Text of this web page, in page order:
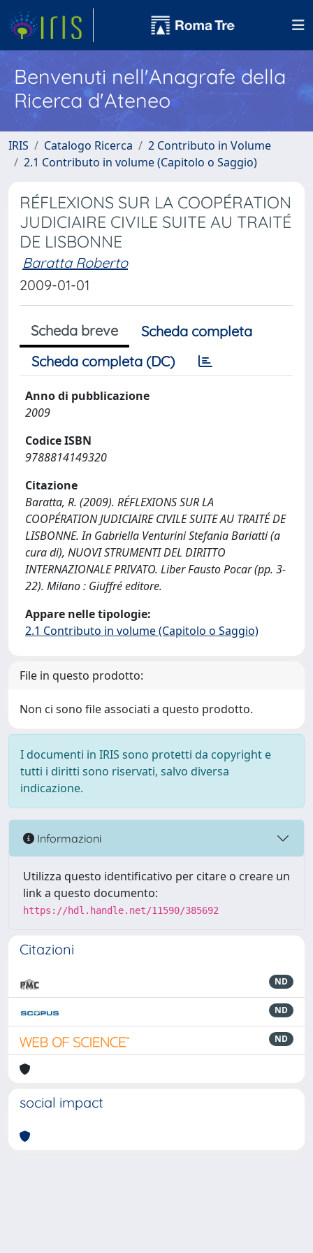
Benvenuti nell'Anagrafe della
Ricerca d'Ateneo
IRIS Catalogo Ricerca
2 Contributo in Volume
2.1 Contributo in volume (Capitolo o Saggio)
RÉFLEXIONS SUR LA COOPÉRATION
JUDICIAIRE CIVILE SUITE AU TRAITÉ
DE LISBONNE
Baratta Roberto
2009-01-01
Scheda breve
Scheda completa
Scheda completa (DC)
Anno di pubblicazione
2009
Codice ISBN
9788814149320
Citazione
Baratta, R. (2009). RÉFLEXIONS SUR LA
COOPÉRATION JUDICIAIRE CIVILE SUITE AU TRAITÉ DE
LISBONNE. In Gabriella Venturini Stefania Bariatti (a
cura di), NUOVI STRUMENTI DEL DIRITTO
INTERNAZIONALE PRIVATO. Liber Fausto Pocar (pp. 3-
22). Milano : Giuffré editore.
Appare nelle tipologie:
2.1 Contributo in volume (Capitolo o Saggio)
File in questo prodotto:
Non ci sono file associati a questo prodotto.
I documenti in IRIS sono protetti da copyright e
tutti i diritti sono riservati, salvo diversa
indicazione.
Informazioni
Utilizza questo identificativo per citare o creare un
link a questo documento:
https://hdl.handle.net/11590/385692
Citazioni
ND
ND
ND
social impact